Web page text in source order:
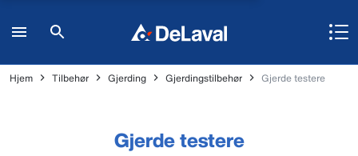
Hjem Tilbehør Gjerding Gjerdingstilbehør Gjerde testere
Gjerde testere